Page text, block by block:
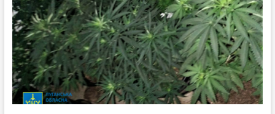
с
Гогилашвили